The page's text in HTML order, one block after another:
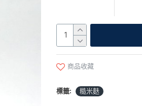
商品收藏
標籤: 糙米麩